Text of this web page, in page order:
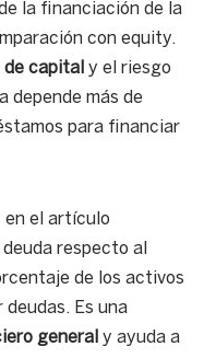
la financiación de la
con equity.
capital y el riesgo
depende más de
para financiar
en el artículo
respecto al
de los activos
Es una
general y ayuda a